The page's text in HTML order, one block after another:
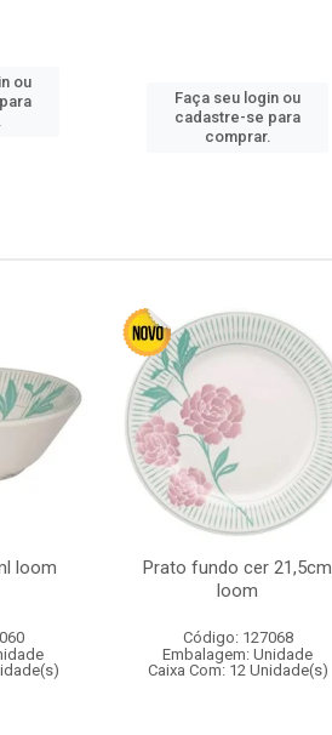
ou
Faça seu login ou
cadastre-se para
comprar.
loom
Prato fundo cer 21,5cm
loom
Código: 127068
Embalagem: Unidade
Caixa Com: 12 Unidade(s)